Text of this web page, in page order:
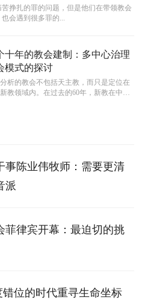
挣扎的罪的问题，但是他们在带领教会
会遇到很多罪的...
十年的教会建制：多中心治理
模式的探讨
析的教会不包括天主教，而只是定位在
教领域内。在过去的60年，新教在中国
事陈业伟牧师：需要更清
派
菲律宾开幕：最迫切的挑
位的时代重寻生命坐标